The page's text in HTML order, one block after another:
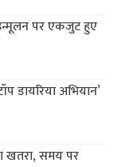
पर एकजुट हुए
डायरिया अभियान’
खतरा, समय पर